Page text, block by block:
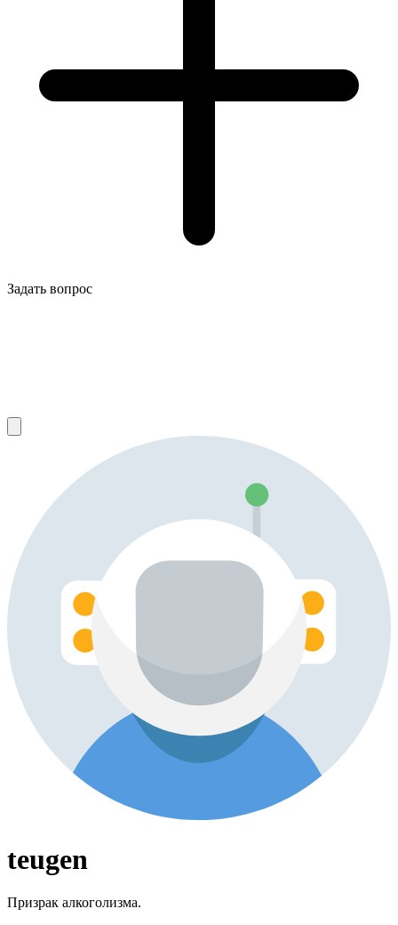
Задать вопрос
teugen
Призрак алкоголизма.